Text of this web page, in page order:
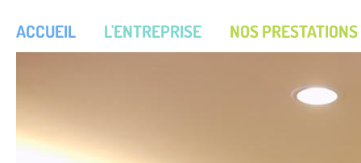
ACCUEIL L'ENTREPRISE NOS PRESTATIONS